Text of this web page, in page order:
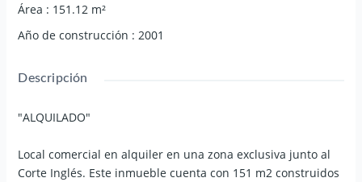
Área : 151.12 m²
Año de construcción : 2001
Descripción
"ALQUILADO"
Local comercial en alquiler en una zona exclusiva junto al
Corte Inglés. Este inmueble cuenta con 151 m2 construidos